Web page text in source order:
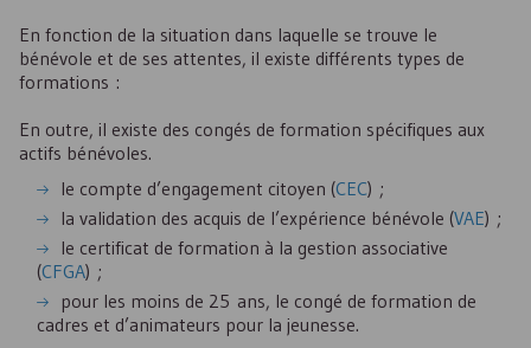
En fonction de la situation dans laquelle se trouve le
bénévole et de ses attentes, il existe différents types de
formations :
En outre, il existe des congés de formation spécifiques aux
actifs bénévoles.
le compte d’engagement citoyen (CEC) ;
la validation des acquis de l’expérience bénévole (VAE) ;
le certificat de formation à la gestion associative
(CFGA) ;
pour les moins de 25 ans, le congé de formation de
cadres et d’animateurs pour la jeunesse.